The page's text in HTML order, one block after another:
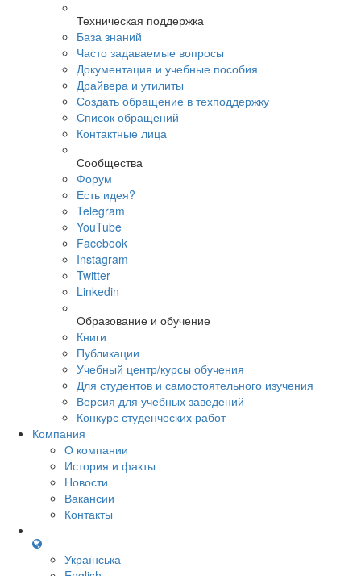
Техническая поддержка
База знаний
Часто задаваемые вопросы
Документация и учебные пособия
Драйвера и утилиты
Создать обращение в техподдержку
Список обращений
Контактные лица
Сообщества
Форум
Есть идея?
Telegram
YouTube
Facebook
Instagram
Twitter
Linkedin
Образование и обучение
Книги
Публикации
Учебный центр/курсы обучения
Для студентов и самостоятельного изучения
Версия для учебных заведений
Конкурс студенческих работ
Компания
О компании
История и факты
Новости
Вакансии
Контакты
Українська